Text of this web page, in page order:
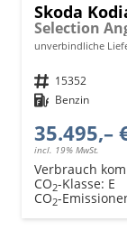
Skoda
unverbindliche
Fahrzeugnr. 15352
Kraftstoff Benzin
35.495,–
incl. 19% MwSt.
Verbrauch
CO2-Klasse: E
CO2-